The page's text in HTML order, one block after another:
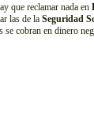
que reclamar nada en
las de la Seguridad
se cobran en dinero